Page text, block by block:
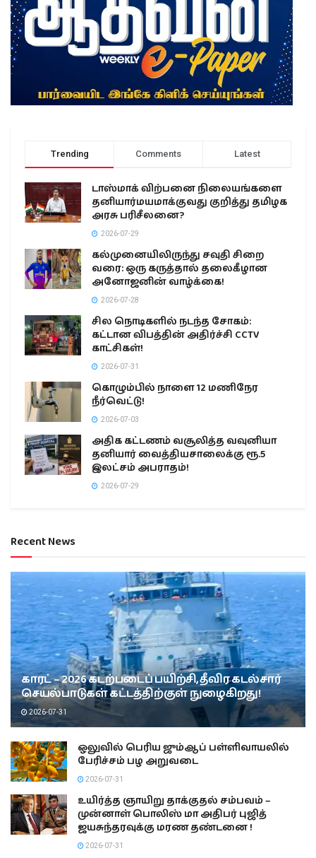
Trending Comments Latest
டாஸ்மாக் விற்பனை நிலையங்களை
தனியார்மயமாக்குவது குறித்து தமிழக
அரசு பரிசீலனை?
2026-07-29
கல்முனையிலிருந்து சவுதி சிறை
வரை: ஒரு கருத்தால் தலைகீழான
அனோஜனின் வாழ்க்கை!
2026-07-28
சில நொடிகளில் நடந்த சோகம்:
கட்டான விபத்தின் அதிர்ச்சி CCTV
காட்சிகள்!
2026-07-31
கொழும்பில் நாளை 12 மணிநேர
நீர்வெட்டு!
2026-07-03
அதிக கட்டணம் வசூலித்த வவுனியா
தனியார் வைத்தியசாலைக்கு ரூ.5
இலட்சம் அபராதம்!
2026-07-29
Recent News
காரட் – 2026 கடற்படைப் பயிற்சி, தீவிர கடல்சார்
செயல்பாடுகள் கட்டத்திற்குள் நுழைகிறது!
2026-07-31
ஒலுவில் பெரிய ஜும்ஆப் பள்ளிவாயலில்
பேரிச்சம் பழ அறுவடை
2026-07-31
உயிர்த்த ஞாயிறு தாக்குதல் சம்பவம் –
முன்னாள் பொலிஸ் மா அதிபர் புஜித்
ஜயசுந்தரவுக்கு மரண தண்டனை !
2026-07-31